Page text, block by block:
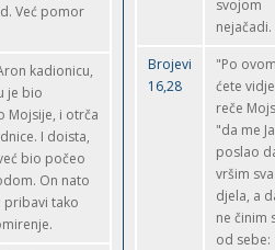
Već pomor
kadionicu,
je bio
Mojsije, i otrča
I doista,
bio počeo
On nato
pribavi tako
svojom
nejačadi.
Brojevi
16,28
"Po
ćete
reče
"da me
poslao
vršim
djela, a
ne činim
od sebe: